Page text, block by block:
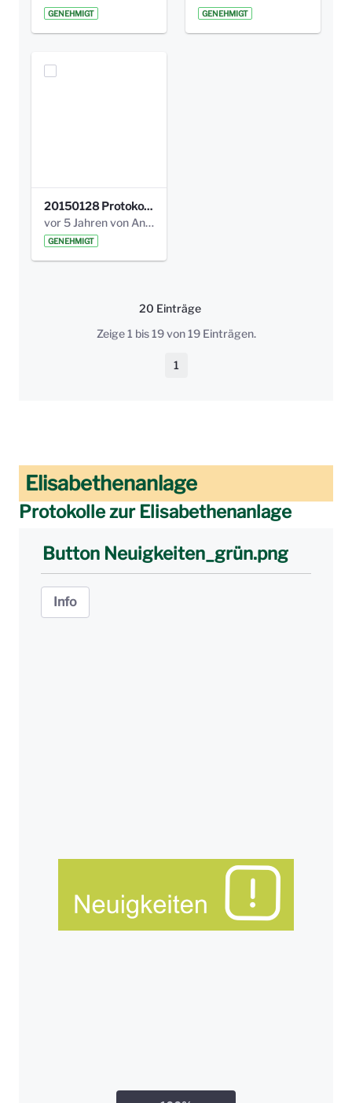
GENEHMIGT GENEHMIGT
20150128 Protokoll Bismarckplatz_Jugend_01.pdf
vor 5 Jahren von Anni Schlumberger
GENEHMIGT
20 Einträge
Pro Seite
Zeige 1 bis 19 von 19 Einträgen.
Seite
1
Elisabethenanlage
Protokolle zur Elisabethenanlage
Button Neuigkeiten_grün.png
Info